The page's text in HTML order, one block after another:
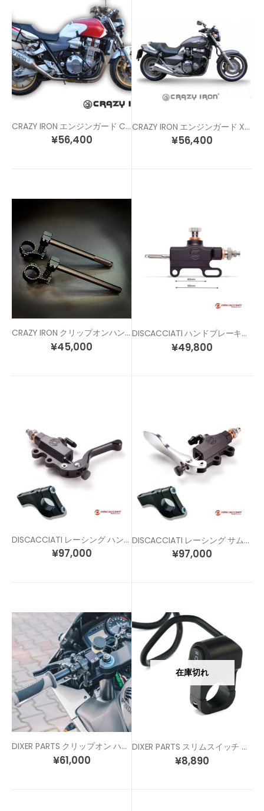
CRAZY IRON エンジンガード CB1300 (03-)
¥56,400
CRAZY IRON エンジンガード X4 / CB1300SF (-02)
¥56,400
CRAZY IRON クリップオンハンドル 各色 / 各サイズ
¥45,000
DISCACCIATI ハンドブレーキ用 レーシング リマスターシリンダー
¥49,800
DISCACCIATI レーシング ハンドブレーキキット（ハンドブレーキ + ブラケット)
¥97,000
DISCACCIATI レーシング サムブレーキ （ハンドブレーキ + ブラケット)
¥97,000
DIXER PARTS クリップオン ハンドル
¥61,000
在庫切れ
DIXER PARTS スリムスイッチ スタント車両へ、ヘッドライトスイッチにも！
¥8,890